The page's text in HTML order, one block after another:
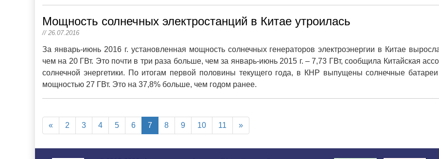
Мощность солнечных электростанций в Китае утроилась
// 26.07.2016
За январь-июнь 2016 г. установленная мощность солнечных генераторов электроэнергии в Китае
чем на 20 ГВт. Это почти в три раза больше, чем за январь-июнь 2015 г. – 7,73 ГВт, сообщила Китайская
солнечной энергетики. По итогам первой половины текущего года, в КНР выпущены солнечные
мощностью 27 ГВт. Это на 37,8% больше, чем годом ранее.
« 2 3 4 5 6 7 8 9 10 11 »